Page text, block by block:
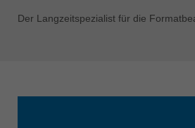
Der Langzeitspezialist für die